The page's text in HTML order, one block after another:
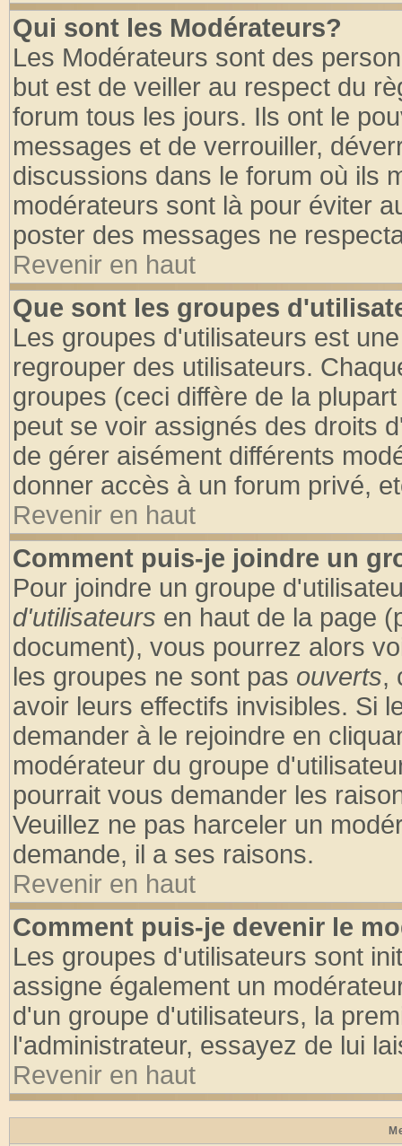
Qui sont les Modérateurs?
Les Modérateurs sont des
but est de veiller au respect du
forum tous les jours. Ils ont le
messages et de verrouiller,
discussions dans le forum où ils
modérateurs sont là pour éviter
poster des messages ne
Revenir en haut
Que sont les groupes
Les groupes d'utilisateurs est
regrouper des utilisateurs.
groupes (ceci diffère de la
peut se voir assignés des droits
de gérer aisément différents
donner accès à un forum privé,
Revenir en haut
Comment puis-je joindre un
Pour joindre un groupe
d'utilisateurs en haut de la page
document), vous pourrez alors
les groupes ne sont pas ouverts,
avoir leurs effectifs invisibles. Si
demander à le rejoindre en
modérateur du groupe
pourrait vous demander les
Veuillez ne pas harceler un
demande, il a ses raisons.
Revenir en haut
Comment puis-je devenir le
Les groupes d'utilisateurs sont
assigne également un
d'un groupe d'utilisateurs, la
l'administrateur, essayez de lui
Revenir en haut